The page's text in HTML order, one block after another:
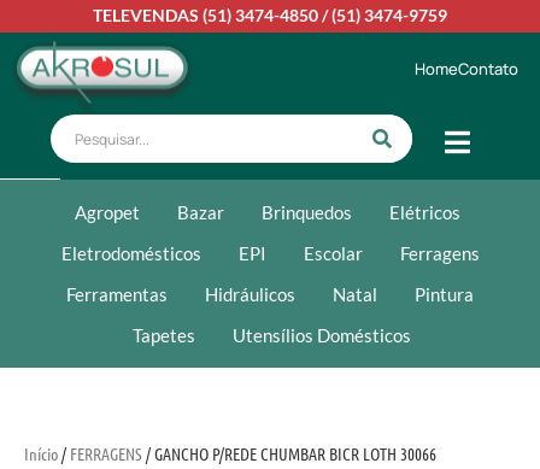
TELEVENDAS (51) 3474-4850/(51) 3474-9759
HomeContato
Agropet Bazar Brinquedos
Elétricos
Eletrodomésticos
EPI Escolar
Ferragens
Ferramentas
Hidráulicos Natal
Pintura
Tapetes
Utensílios Domésticos
Início/ FERRAGENS/ GANCHO P/REDE CHUMBAR BICR LOTH 30066